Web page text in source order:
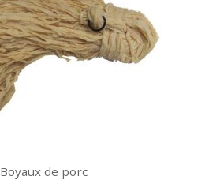
Boyaux de porc